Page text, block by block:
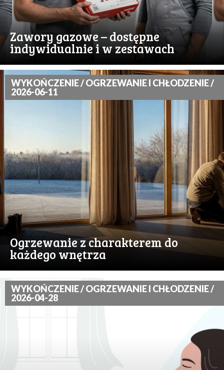
Zawory gazowe – dostępne
indywidualnie i w zestawach
WYKOŃCZENIE / OGRZEWANIE I CHŁODZENIE /
2026-06-11
Ogrzewanie z charakterem do
każdego wnętrza
WYKOŃCZENIE / OGRZEWANIE I CHŁODZENIE /
2026-04-28